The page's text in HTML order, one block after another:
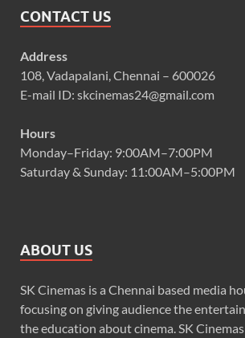
CONTACT US
Address
108, Vadapalani, Chennai – 600026
E-mail ID: skcinemas24@gmail.com
Hours
Monday–Friday: 9:00AM–7:00PM
Saturday & Sunday: 11:00AM–5:00PM
ABOUT US
SK Cinemas is a Chennai based media
focusing on giving audience the
the education about cinema. SK